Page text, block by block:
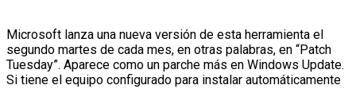
Microsoft lanza una nueva versión de esta herramienta el
segundo martes de cada mes, en otras palabras, en “Patch
Tuesday”. Aparece como un parche más en Windows Update.
Si tiene el equipo configurado para instalar automáticamente